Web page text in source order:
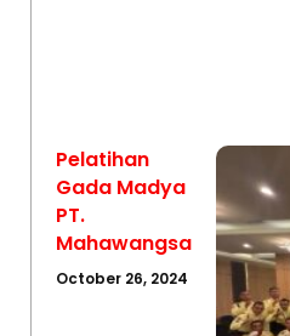
Pelatihan
Gada Madya
PT.
Mahawangsa
October 26, 2024